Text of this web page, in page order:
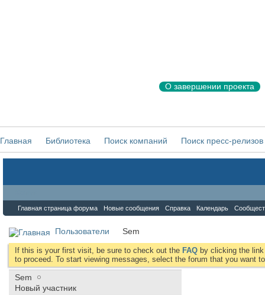
О завершении проекта
Главная Библиотека Поиск компаний Поиск пресс-релизов
Главная страница форума Новые сообщения Справка Календарь
Пользователи Sem
If this is your first visit, be sure to check out the FAQ by clicking the
to proceed. To start viewing messages, select the forum that you want
Sem
Новый участник